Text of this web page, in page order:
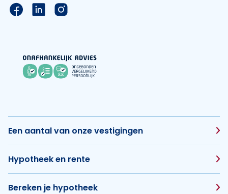
Link naar de Facebook pagina van Hypotheek
Link naar de LinkedIn pagina van
Link naar de Instagram pagina van
Een aantal van onze vestigingen
Hypotheek en rente
Bereken je hypotheek